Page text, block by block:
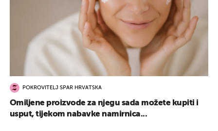
POKROVITELJ SPAR HRVATSKA
Omiljene proizvode za njegu sada možete kupiti i
usput, tijekom nabavke namirnica...